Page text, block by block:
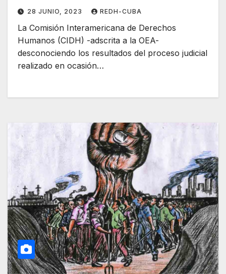
28 JUNIO, 2023 REDH-CUBA
La Comisión Interamericana de Derechos
Humanos (CIDH) -adscrita a la OEA-
desconociendo los resultados del proceso judicial
realizado en ocasión…